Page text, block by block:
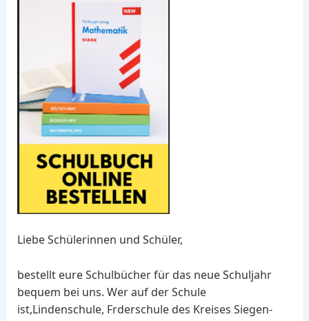
Liebe Schülerinnen und Schüler,
bestellt eure Schulbücher für das neue Schuljahr
bequem bei uns. Wer auf der Schule
ist,Lindenschule, Frderschule des Kreises Siegen-